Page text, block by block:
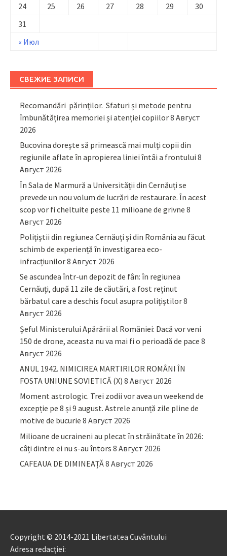
« Июл
24
25 26 27 28 29
30
31
СВЕЖИЕ ЗАПИСИ
Recomandări părinţilor. Sfaturi și metode pentru
îmbunătățirea memoriei și atenției copiilor8 Август
2026
Bucovina dorește să primească mai mulți copii din
regiunile aflate în apropierea liniei întâi a frontului 8
Август 2026
În Sala de Marmură a Universității din Cernăuți se
prevede un nou volum de lucrări de restaurare. În acest
scop vor fi cheltuite peste 11 milioane de grivne 8
Август 2026
Polițiștii din regiunea Cernăuți și din România au făcut
schimb de experiență în investigarea eco-
infracțiunilor8 Август 2026
Se ascundea într-un depozit de fân: în regiunea
Cernăuți, după 11 zile de căutări, a fost reținut
bărbatul care a deschis focul asupra polițiștilor8
Август 2026
Șeful Ministerului Apărării al României: Dacă vor veni
150 de drone, aceasta nu va mai fi o perioadă de pace 8
Август 2026
ANUL 1942. NIMICIREA MARTIRILOR ROMÂNI ÎN
FOSTA UNIUNE SOVIETICĂ (X) 8 Август 2026
Moment astrologic. Trei zodii vor avea un weekend de
excepție pe 8 și 9 august. Astrele anunță zile pline de
motive de bucurie 8 Август 2026
Milioane de ucraineni au plecat în străinătate în 2026:
câți dintre ei nu s-au întors 8 Август 2026
CAFEAUA DE DIMINEAȚĂ8 Август 2026
Copyright © 2014-2021 Libertatea Cuvântului
Adresa redacției: